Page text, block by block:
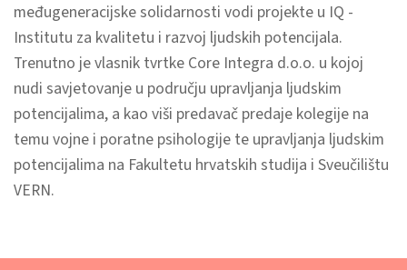
međugeneracijske solidarnosti vodi projekte u IQ -
Institutu za kvalitetu i razvoj ljudskih potencijala.
Trenutno je vlasnik tvrtke Core Integra d.o.o. u kojoj
nudi savjetovanje u području upravljanja ljudskim
potencijalima, a kao viši predavač predaje kolegije na
temu vojne i poratne psihologije te upravljanja ljudskim
potencijalima na Fakultetu hrvatskih studija i Sveučilištu
VERN.